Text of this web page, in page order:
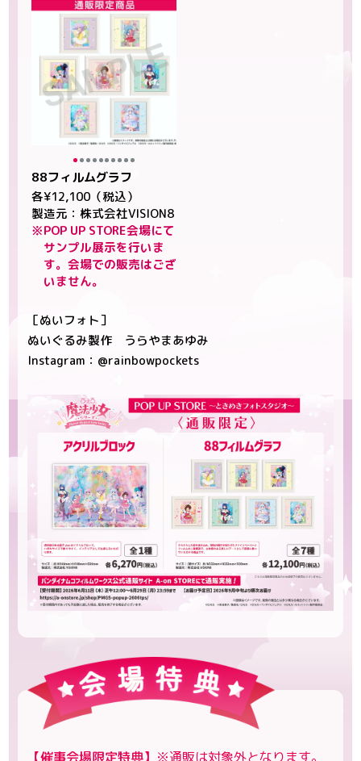
88フィルムグラフ
各¥12,100（税込）
製造元：株式会社VISION8
※POP UP STORE会場にて
サンプル展示を行いま
す。会場での販売はござ
いません。
［ぬいフォト］
ぬいぐるみ製作 うらやまあゆみ
Instagram： @rainbowpockets
【催事会場限定特典】 ※通販は対象外となります。